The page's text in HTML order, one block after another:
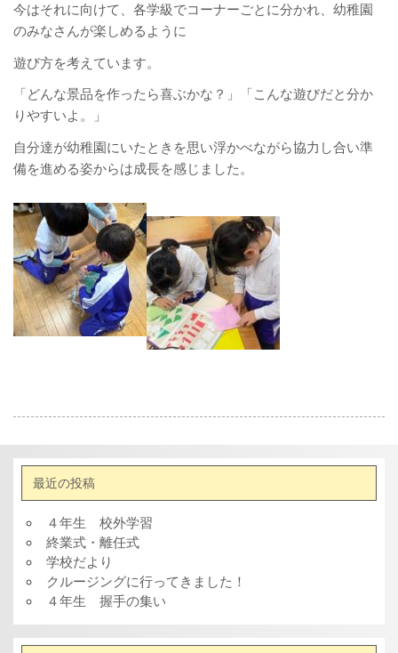
今はそれに向けて、各学級でコーナーごとに分かれ、幼稚園
のみなさんが楽しめるように
遊び方を考えています。
「どんな景品を作ったら喜ぶかな？」「こんな遊びだと分か
りやすいよ。」
自分達が幼稚園にいたときを思い浮かべながら協力し合い準
備を進める姿からは成長を感じました。
最近の投稿
４年生 校外学習
終業式・離任式
学校だより
クルージングに行ってきました！
４年生 握手の集い